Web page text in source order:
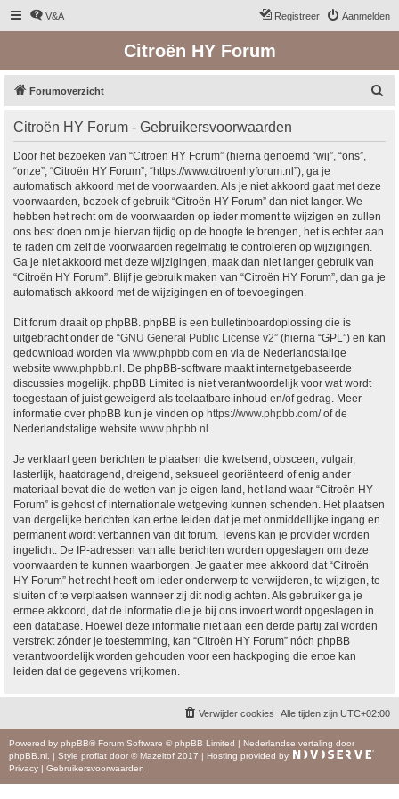
V&A Aanmelden
Registreer
Citroën HY Forum
Forumoverzicht
Citroën HY Forum - Gebruikersvoorwaarden
Door het bezoeken van “Citroën HY Forum” (hierna genoemd “wij”, “ons”,
“onze”, “Citroën HY Forum”, “https://www.citroenhyforum.nl”), ga je
automatisch akkoord met de voorwaarden. Als je niet akkoord gaat met deze
voorwaarden, bezoek of gebruik “Citroën HY Forum” dan niet langer. We
hebben het recht om de voorwaarden op ieder moment te wijzigen en zullen
ons best doen om je hiervan tijdig op de hoogte te brengen, het is echter aan
te raden om zelf de voorwaarden regelmatig te controleren op wijzigingen.
Ga je niet akkoord met deze wijzigingen, maak dan niet langer gebruik van
“Citroën HY Forum”. Blijf je gebruik maken van “Citroën HY Forum”, dan ga je
automatisch akkoord met de wijzigingen en of toevoegingen.
Dit forum draait op phpBB. phpBB is een bulletinboardoplossing die is
uitgebracht onder de “GNU General Public License v2” (hierna “GPL”) en kan
gedownload worden via www.phpbb.com en via de Nederlandstalige
website www.phpbb.nl . De phpBB-software maakt internetgebaseerde
discussies mogelijk. phpBB Limited is niet verantwoordelijk voor wat wordt
toegestaan of juist geweigerd als toelaatbare inhoud en/of gedrag. Meer
informatie over phpBB kun je vinden op https://www.phpbb.com/of de
Nederlandstalige website www.phpbb.nl .
Je verklaart geen berichten te plaatsen die kwetsend, obsceen, vulgair,
lasterlijk, haatdragend, dreigend, seksueel georiënteerd of enig ander
materiaal bevat die de wetten van je eigen land, het land waar “Citroën HY
Forum” is gehost of internationale wetgeving kunnen schenden. Het plaatsen
van dergelijke berichten kan ertoe leiden dat je met onmiddellijke ingang en
permanent wordt verbannen van dit forum. Tevens kan je provider worden
ingelicht. De IP-adressen van alle berichten worden opgeslagen om deze
voorwaarden te kunnen waarborgen. Je gaat er mee akkoord dat “Citroën
HY Forum” het recht heeft om ieder onderwerp te verwijderen, te wijzigen, te
sluiten of te verplaatsen wanneer zij dit nodig achten. Als gebruiker ga je
ermee akkoord, dat de informatie die je bij ons invoert wordt opgeslagen in
een database. Hoewel deze informatie niet aan een derde partij zal worden
verstrekt zónder je toestemming, kan “Citroën HY Forum” nóch phpBB
verantwoordelijk worden gehouden voor een hackpoging die ertoe kan
leiden dat de gegevens vrijkomen.
Alle tijden zijn UTC+02:00
Verwijder cookies
Powered by phpBB® Forum Software © phpBB Limited | Nederlandse vertaling door
phpBB.nl
| Style proflat door © Mazeltof 2017 | Hosting provided by
Privacy
Gebruikersvoorwaarden